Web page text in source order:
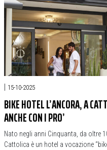
| 15-10-2025
BIKE HOTEL L’ANCORA, A
ANCHE CON I PRO’
Nato negli anni Cinquanta, da oltre
Cattolica è un hotel a vocazione